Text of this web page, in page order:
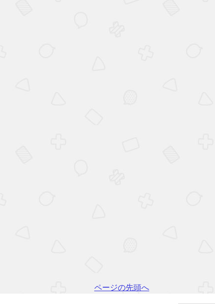
ページの先頭へ